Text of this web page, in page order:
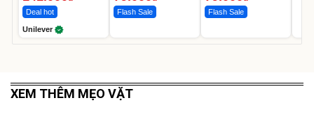
Deal hot
Unilever
Flash Sale Flash Sale
XEM THÊM MẸO VẶT